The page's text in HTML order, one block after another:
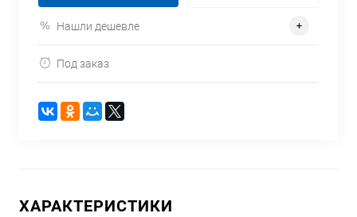
Нашли дешевле
Под заказ
ХАРАКТЕРИСТИКИ